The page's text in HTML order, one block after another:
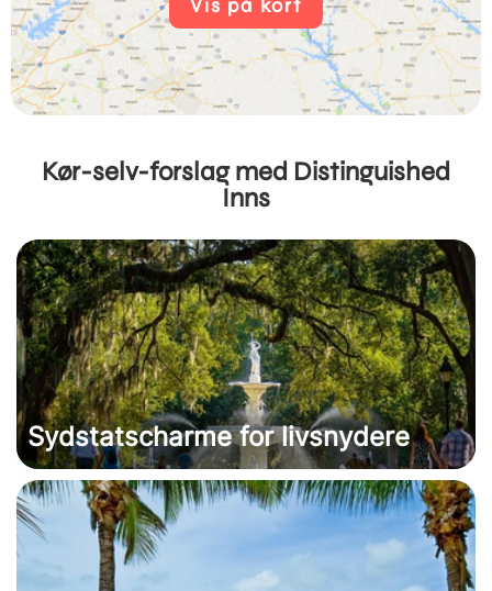
Vis på kort
Kør-selv-forslag med Distinguished
Inns
Sydstatscharme for livsnydere